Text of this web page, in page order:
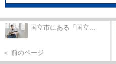
国立市にある「国立...
＜ 前のページ